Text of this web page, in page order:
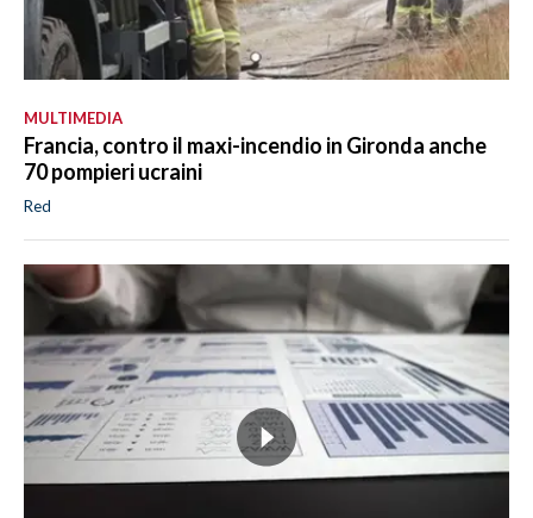
MULTIMEDIA
Francia, contro il maxi-incendio in Gironda anche
70 pompieri ucraini
Red